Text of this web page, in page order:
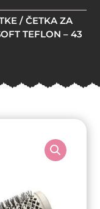
/ ČETKA ZA
TEFLON – 43